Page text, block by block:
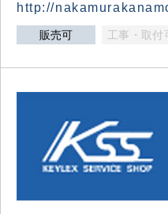
http://
販売可 工事・取付